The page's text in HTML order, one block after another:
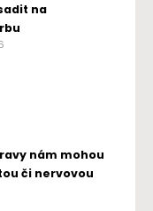
na
nám mohou
či nervovou